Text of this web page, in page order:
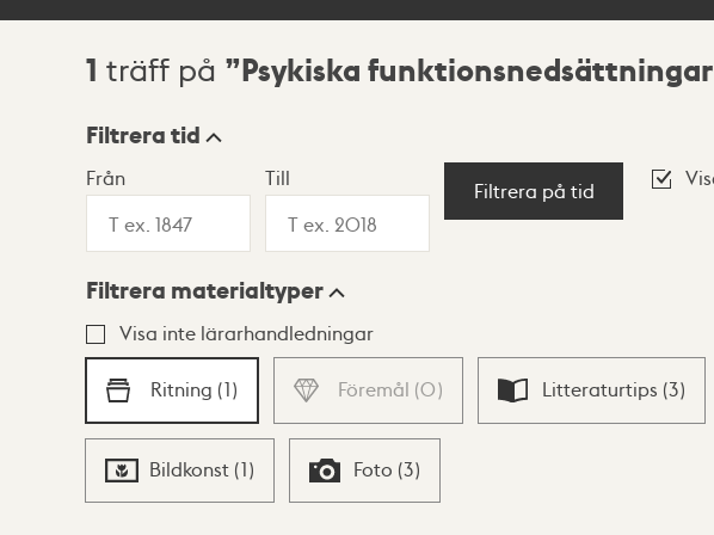
Sökresultat
1 träff på Psykiska funktionsnedsättningar
Visningsläge
Lista Karta
Filtrera tid
Från Till
Filtrera på tid
Filtrera materialtyper
Visa inte lärarhandledningar
Ritning (1) Föremål (0) Litteraturtips (3)
Bildkonst (1) Foto (3)